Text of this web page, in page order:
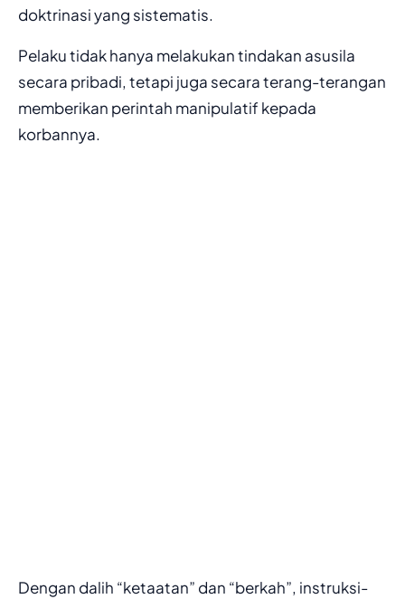
doktrinasi yang sistematis.
Pelaku tidak hanya melakukan tindakan asusila
secara pribadi, tetapi juga secara terang-terangan
memberikan perintah manipulatif kepada
korbannya.
Dengan dalih “ketaatan” dan “berkah”, instruksi-